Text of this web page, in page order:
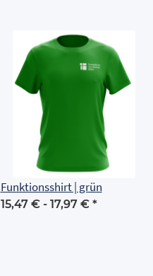
Funktionsshirt | grün
15,47 € - 17,97 € *